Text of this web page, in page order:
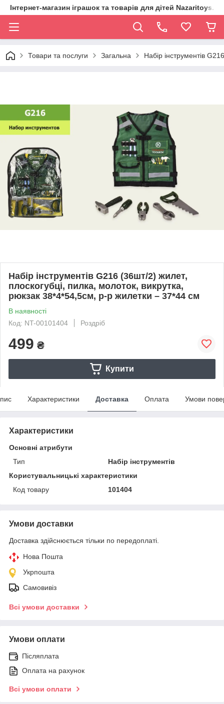
Інтернет-магазин іграшок та товарів для дітей
Товари та послуги Загальна Набір інструментів
Набір інструментів G216 (36шт/2) жилет,
плоскогубці, пилка, молоток, викрутка,
рюкзак 38*4*54,5см, р-р жилетки – 37*44 см
В наявності
Код: NT-00101404
Роздріб
499 ₴
Купити
Характеристики Доставка Оплата Умови
Характеристики
Основні атрибути
Тип
Набір інструментів
Користувальницькі характеристики
Код товару
101404
Умови доставки
Доставка здійснюється тільки по передоплаті.
Нова Пошта
Укрпошта
Самовивіз
Всі умови доставки
Умови оплати
Післяплата
Оплата на рахунок
Всі умови оплати